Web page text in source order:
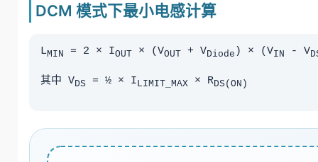
DCM 模式下最小电感计算
LMIN = 2 × IOUT × (VOUT + VDiode ) × (VIN - V
其中 VDS = ½ × I LIMIT_MAX × RDS(ON)